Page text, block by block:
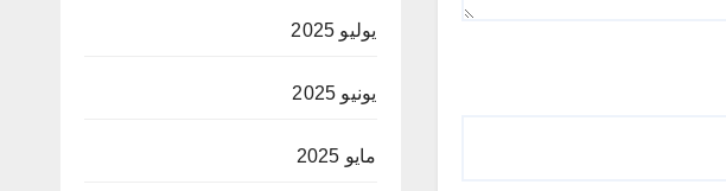
يوليو 2025
يونيو 2025
مايو 2025